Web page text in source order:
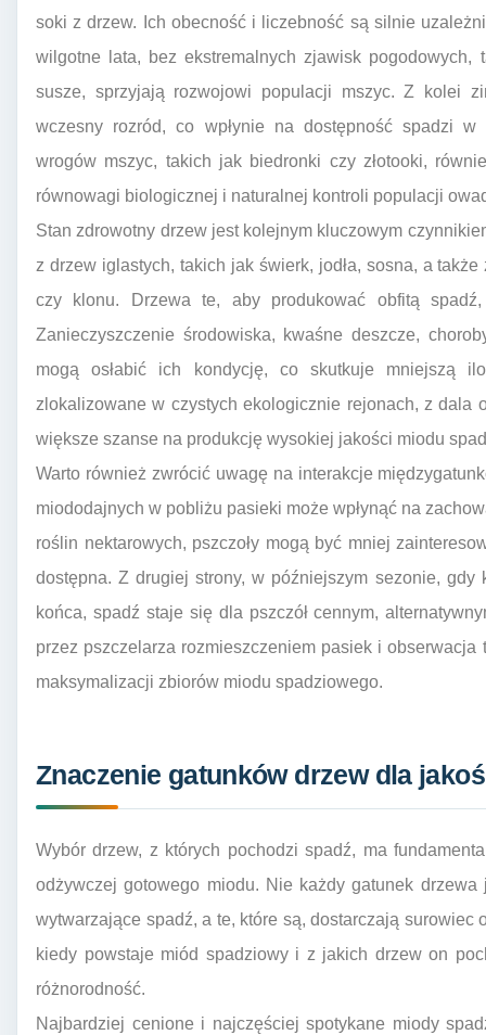
soki z drzew. Ich obecność i liczebność są silnie
wilgotne lata, bez ekstremalnych zjawisk pogodowych,
susze, sprzyjają rozwojowi populacji mszyc. Z kolei
wczesny rozród, co wpłynie na dostępność spadzi w
wrogów mszyc, takich jak biedronki czy złotooki,
równowagi biologicznej i naturalnej kontroli populacji
Stan zdrowotny drzew jest kolejnym kluczowym
z drzew iglastych, takich jak świerk, jodła, sosna, a
czy klonu. Drzewa te, aby produkować obfitą
Zanieczyszczenie środowiska, kwaśne deszcze,
mogą osłabić ich kondycję, co skutkuje mniejszą
zlokalizowane w czystych ekologicznie rejonach, z dala
większe szanse na produkcję wysokiej jakości miodu
Warto również zwrócić uwagę na interakcje
miododajnych w pobliżu pasieki może wpłynąć na
roślin nektarowych, pszczoły mogą być mniej
dostępna. Z drugiej strony, w późniejszym sezonie,
końca, spadź staje się dla pszczół cennym,
przez pszczelarza rozmieszczeniem pasiek i
maksymalizacji zbiorów miodu spadziowego.
Znaczenie gatunków drzew dla
Wybór drzew, z których pochodzi spadź, ma
odżywczej gotowego miodu. Nie każdy gatunek
wytwarzające spadź, a te, które są, dostarczają surowiec
kiedy powstaje miód spadziowy i z jakich drzew on
różnorodność.
Najbardziej cenione i najczęściej spotykane miody